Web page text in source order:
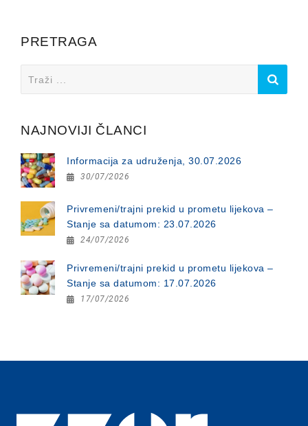
PRETRAGA
for:
NAJNOVIJI ČLANCI
Informacija za udruženja, 30.07.2026
30/07/2026
Privremeni/trajni prekid u prometu lijekova –
Stanje sa datumom: 23.07.2026
24/07/2026
Privremeni/trajni prekid u prometu lijekova –
Stanje sa datumom: 17.07.2026
17/07/2026